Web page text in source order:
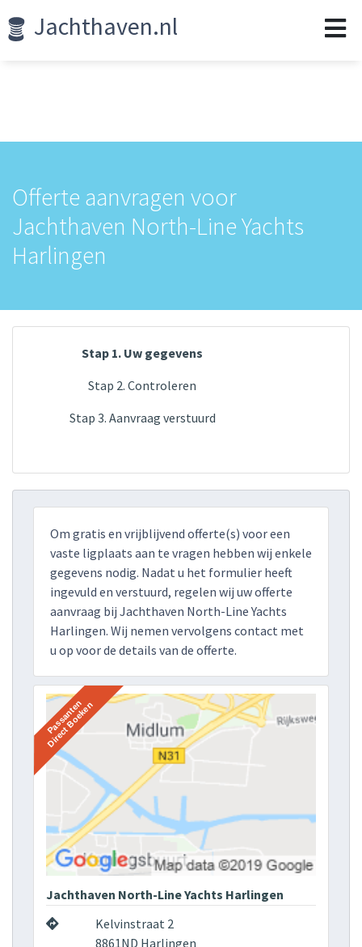
Jachthaven.nl
Offerte aanvragen voor
Jachthaven North-Line Yachts
Harlingen
Stap 1. Uw gegevens
Stap 2. Controleren
Stap 3. Aanvraag verstuurd
Om gratis en vrijblijvend offerte(s) voor een
vaste ligplaats aan te vragen hebben wij enkele
gegevens nodig. Nadat u het formulier heeft
ingevuld en verstuurd, regelen wij uw offerte
aanvraag bij Jachthaven North-Line Yachts
Harlingen. Wij nemen vervolgens contact met
u op voor de details van de offerte.
Jachthaven North-Line Yachts Harlingen
Kelvinstraat 2
8861ND Harlingen